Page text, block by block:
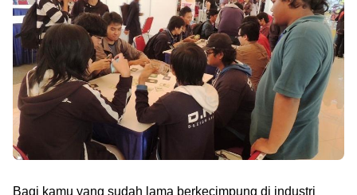
Bagi kamu yang sudah lama berkecimpung di industri